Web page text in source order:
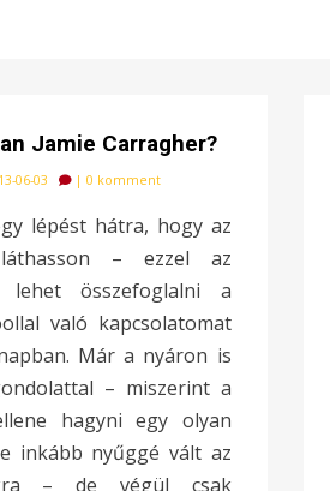
Jamie Carragher?
06-03 | 0 komment
lépést hátra, hogy az
– ezzel az
lehet összefoglalni a
való kapcsolatomat
Már a nyáron is
– miszerint a
hagyni egy olyan
inkább nyűggé vált az
– de végül csak